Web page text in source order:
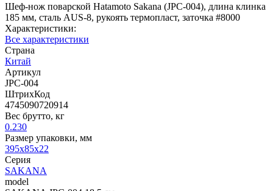
Шеф-нож поварской Hatamoto Sakana (JPC-004), длина клинка
185 мм, сталь AUS-8, рукоять термопласт, заточка #8000
Характеристики:
Все характеристики
Страна
Китай
Артикул
JPC-004
ШтрихКод
4745090720914
Вес брутто, кг
0.230
Размер упаковки, мм
395х85х22
Серия
SAKANA
model